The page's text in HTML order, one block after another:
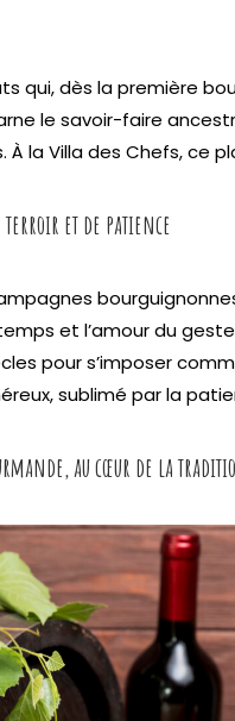
qui, dès la première
le savoir-faire
À la Villa des Chefs, ce
et de patience
et l’amour du
pour s’imposer
sublimé par la
au cœur de la